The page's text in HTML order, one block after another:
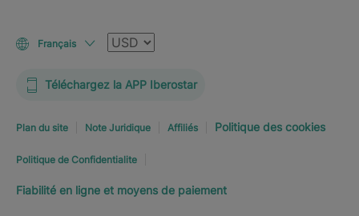
Français Devise
Téléchargez la APP Iberostar
Plan du site Note Juridique Affiliés Politique des cookies
Politique de Confidentialite
Fiabilité en ligne et moyens de paiement